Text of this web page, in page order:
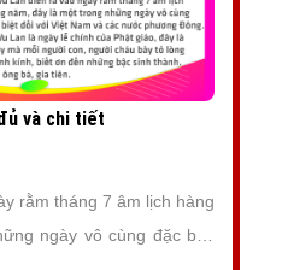
và chi tiết
rằm tháng 7 âm lịch hàng
ngày vô cùng đặc biệt